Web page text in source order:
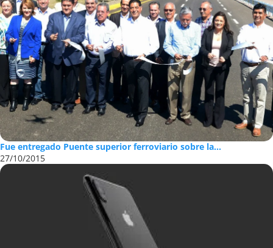
Fue entregado Puente superior ferroviario sobre la...
27/10/2015